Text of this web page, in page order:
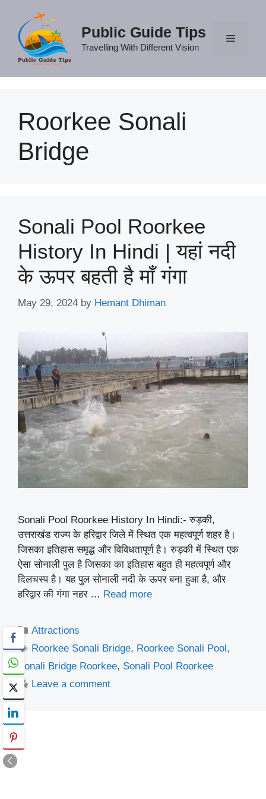
content
Public Guide Tips
Travelling With Different Vision
Roorkee Sonali
Bridge
Sonali Pool Roorkee
History In Hindi | यहां नदी
के ऊपर बहती है माँ गंगा
May 29, 2024 by Hemant Dhiman
Sonali Pool Roorkee History In Hindi:- रुड़की,
उत्तराखंड राज्य के हरिद्वार जिले में स्थित एक महत्वपूर्ण शहर है।
जिसका इतिहास समृद्ध और विविधतापूर्ण है। रुड़की में स्थित एक
ऐसा सोनाली पुल है जिसका का इतिहास बहुत ही महत्वपूर्ण और
दिलचस्प है। यह पुल सोनाली नदी के ऊपर बना हुआ है, और
हरिद्वार की गंगा नहर … Read more
Categories
Attractions
Tags
Roorkee Sonali Bridge, Roorkee Sonali Pool,
Sonali Bridge Roorkee, Sonali Pool Roorkee
Leave a comment